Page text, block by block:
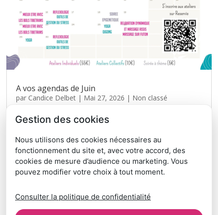
A vos agendas de Juin
par Candice Delbet | Mai 27, 2026 | Non classé
de la Santé 10 places en individuels 7 ateliers collectifs et
une super soirée Epigénétique pour comprendre que nos
comportements peuvent influer notre génétique avec le Dr
Joel Fleury le 18 juin....
« Entrées précédentes
Gestion des cookies
Nous utilisons des cookies nécessaires au
fonctionnement du site et, avec votre accord, des
cookies de mesure d’audience ou marketing. Vous
pouvez modifier votre choix à tout moment.
Consulter la politique de confidentialité